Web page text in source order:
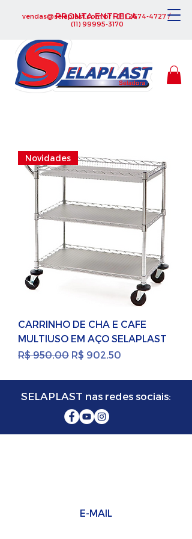
PRONTA ENTREGA
vendas@selaplast.com.br-(11) 2674-4727/
(11) 99995-3170
Novidades
CARRINHO DE CHA E CAFE
MULTIUSO EM AÇO SELAPLAST
Preço normal
R$ 950,00 Preço promocional
R$ 902,50
SELAPLAST nas redes sociais:
E-MAIL